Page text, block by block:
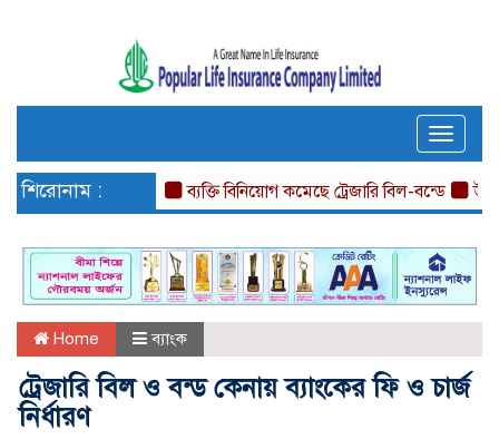
Toggle
শিরোনাম : ব্যক্তি বিনিয়োগ কমেছে ট্রেজারি বিল-বন্ডে উৎপাদন
Home ব্যাংক
ট্রেজারি বিল ও বন্ড কেনায় ব্যাংকের ফি ও চার্জ
নির্ধারণ